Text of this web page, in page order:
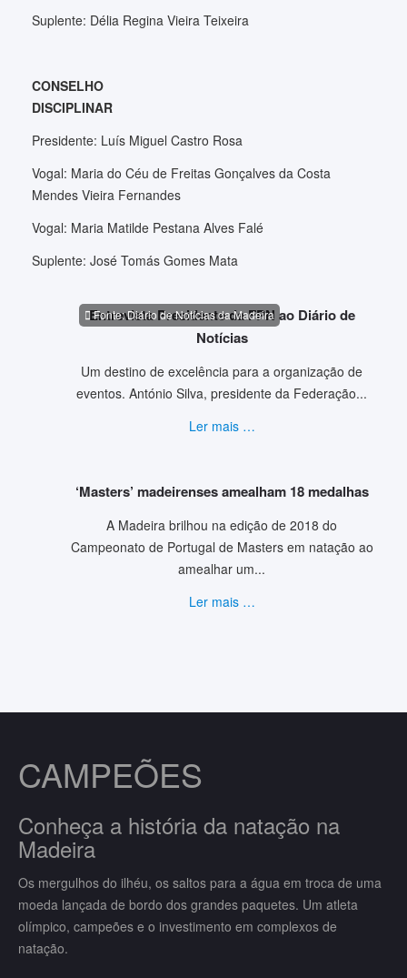
Suplente: Délia Regina Vieira Teixeira
CONSELHO
DISCIPLINAR
Presidente: Luís Miguel Castro Rosa
Vogal: Maria do Céu de Freitas Gonçalves da Costa
Mendes Vieira Fernandes
Vogal: Maria Matilde Pestana Alves Falé
Suplente: José Tomás Gomes Mata
Fonte: Diário de Notícias da Madeira
Entrevista Presidente da FPN ao Diário de
Notícias
Um destino de excelência para a organização de
eventos. António Silva, presidente da Federação...
Ler mais …
‘Masters’ madeirenses amealham 18 medalhas
A Madeira brilhou na edição de 2018 do
Campeonato de Portugal de Masters em natação ao
amealhar um...
Ler mais …
CAMPEÕES
Conheça a história da natação na
Madeira
Os mergulhos do ilhéu, os saltos para a água em troca de uma
moeda lançada de bordo dos grandes paquetes. Um atleta
olímpico, campeões e o investimento em complexos de
natação.